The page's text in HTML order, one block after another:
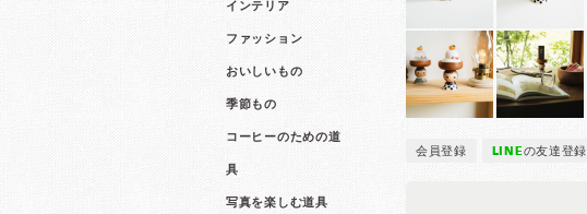
インテリア
ファッション
おいしいもの
季節もの
コーヒーのための道
具
写真を楽しむ道具
会員登録 LINEの友達登録